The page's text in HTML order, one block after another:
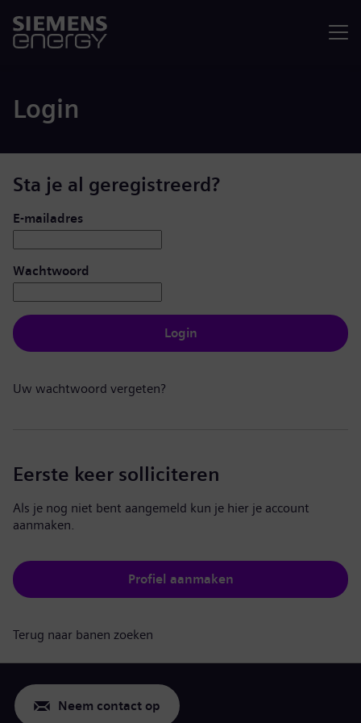
Login
Sta je al geregistreerd?
Inloggen: gebruiker en wachtwoord
E-mailadres
Wachtwoord
Login
Uw wachtwoord vergeten?
Eerste keer solliciteren
Als je nog niet bent aangemeld kun je hier je account
aanmaken.
Profiel aanmaken
Terug naar banen zoeken
Neem contact op